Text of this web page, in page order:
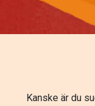
Kanske är du